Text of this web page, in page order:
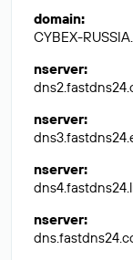
domain:
CYBEX-
nserver:
nserver:
nserver:
nserver: